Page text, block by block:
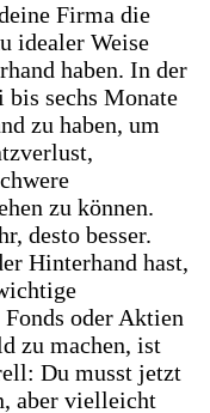
Firma die
idealer Weise
haben. In der
bis sechs Monate
zu haben, um
zu können.
desto besser.
Hinterhand hast,
Fonds oder Aktien
zu machen, ist
Du musst jetzt
aber vielleicht